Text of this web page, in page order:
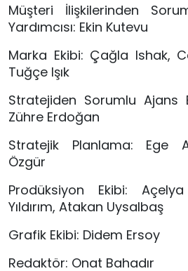
Müşteri İlişkilerinden
Yardımcısı: Ekin Kutevu
Marka Ekibi: Çağla Ishak,
Tuğçe Işık
Stratejiden Sorumlu Ajans
Zühre Erdoğan
Stratejik Planlama: Ege
Özgür
Prodüksiyon Ekibi:
Yıldırım, Atakan Uysalbaş
Grafik Ekibi: Didem Ersoy
Redaktör: Onat Bahadır